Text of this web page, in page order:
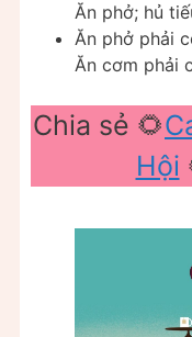
Ăn phở; hủ
Ăn phở phải
Ăn cơm phải
Chia sẻ 🌻
Hội